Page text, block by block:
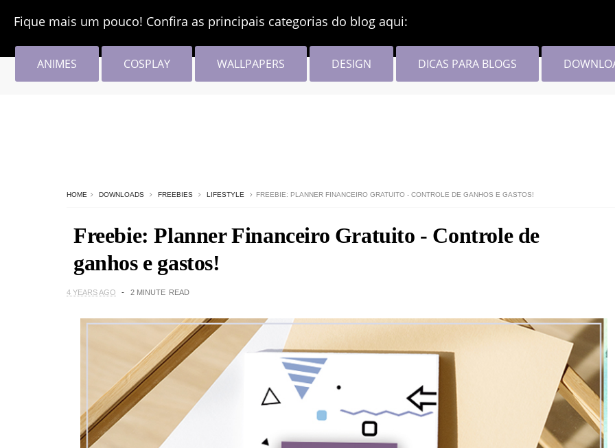
Fique mais um pouco! Confira as principais categorias do blog aqui:
ANIMES COSPLAY WALLPAPERS DESIGN DICAS PARA BLOGS
HOME DOWNLOADS FREEBIES LIFESTYLE FREEBIE: PLANNER FINANCEIRO GRATUITO - CONTROLE DE GANHOS E GASTOS!
Freebie: Planner Financeiro Gratuito - Controle de
ganhos e gastos!
4 YEARS AGO 2 MINUTE READ